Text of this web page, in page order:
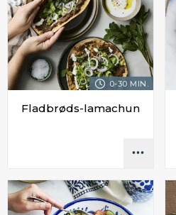
0-30 MIN.
Fladbrøds-lamachun